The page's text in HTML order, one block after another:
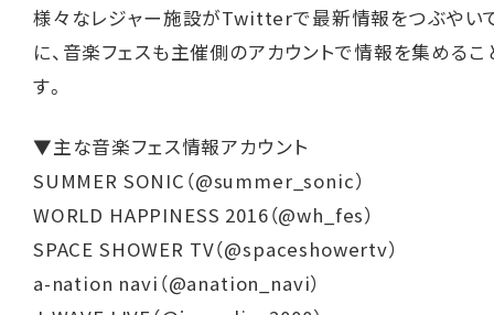
様々なレジャー施設がTwitterで最新情報をつぶやい
に、音楽フェスも主催側のアカウントで情報を集めるこ
す。
▼主な音楽フェス情報アカウント
SUMMER SONIC（@summer_sonic）
WORLD HAPPINESS 2016（@wh_fes）
SPACE SHOWER TV（@spaceshowertv）
a-nation navi（@anation_navi）